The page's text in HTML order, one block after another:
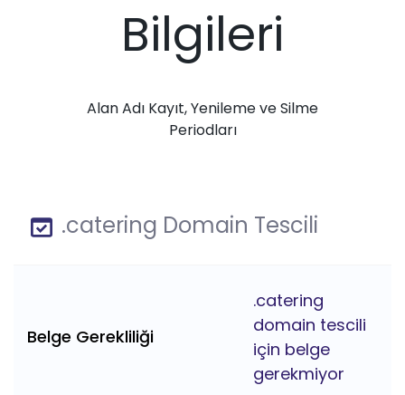
Bilgileri
Alan Adı Kayıt, Yenileme ve Silme
Periodları
.catering Domain Tescili
Belge Gerekliliği
.catering
domain tescili
için belge
gerekmiyor